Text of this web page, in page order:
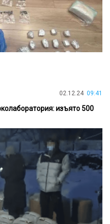
02.12.24 09:41
изъято 500